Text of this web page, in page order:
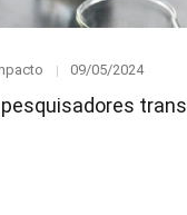
Posted
09/05/2024
pesquisadores